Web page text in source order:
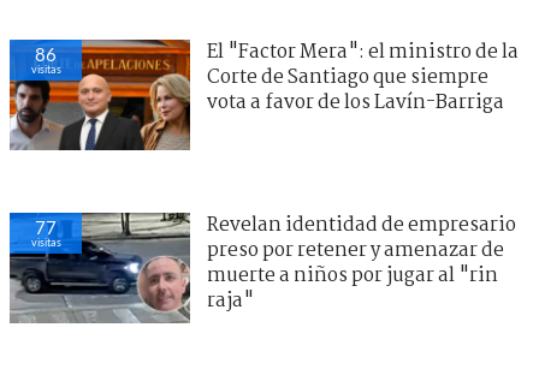
86
visitas
El "Factor Mera": el ministro de la
Corte de Santiago que siempre
vota a favor de los Lavín-Barriga
77
visitas
Revelan identidad de empresario
preso por retener y amenazar de
muerte a niños por jugar al "rin
raja"